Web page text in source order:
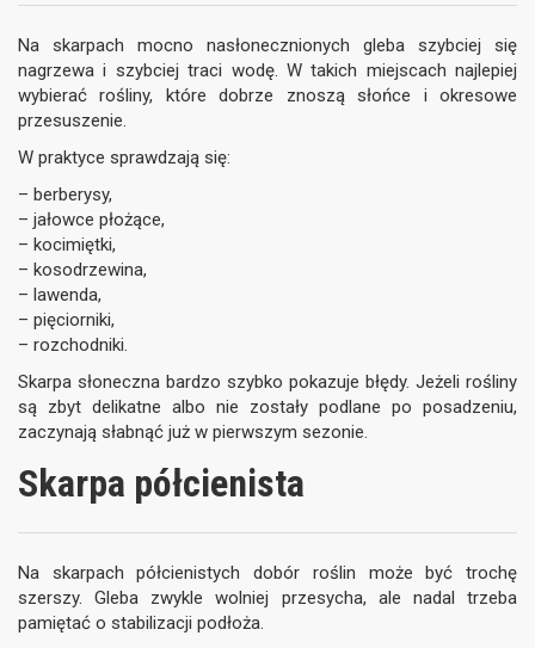
Na skarpach mocno nasłonecznionych gleba szybciej się
nagrzewa i szybciej traci wodę. W takich miejscach najlepiej
wybierać rośliny, które dobrze znoszą słońce i okresowe
przesuszenie.
W praktyce sprawdzają się:
– berberysy,
– jałowce płożące,
– kocimiętki,
– kosodrzewina,
– lawenda,
– pięciorniki,
– rozchodniki.
Skarpa słoneczna bardzo szybko pokazuje błędy. Jeżeli rośliny
są zbyt delikatne albo nie zostały podlane po posadzeniu,
zaczynają słabnąć już w pierwszym sezonie.
Skarpa półcienista
Na skarpach półcienistych dobór roślin może być trochę
szerszy. Gleba zwykle wolniej przesycha, ale nadal trzeba
pamiętać o stabilizacji podłoża.